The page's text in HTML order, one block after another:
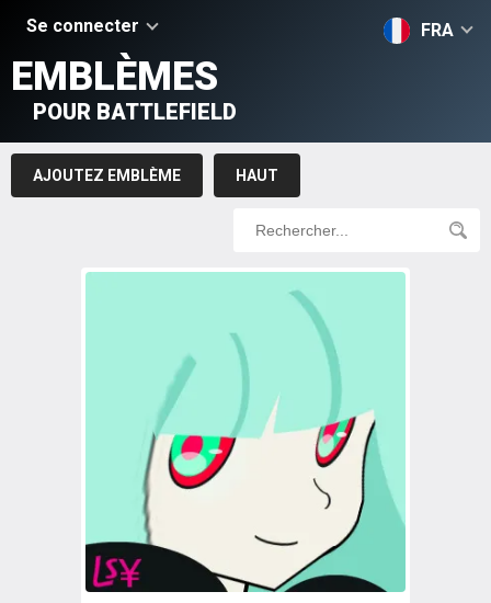
Se connecter FRA
EMBLÈMES
POUR BATTLEFIELD
AJOUTEZ EMBLÈME HAUT